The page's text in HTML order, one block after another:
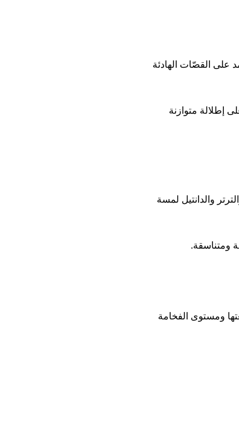
على القصّات الهادئة
إطلالة متوازنة
والدانتيل لمسة
ومتناسقة.
ومستوى الفخامة